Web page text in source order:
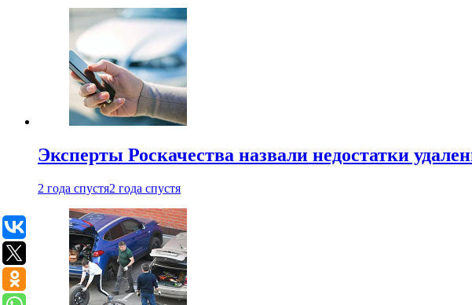
Эксперты Роскачества назвали недостатки
2 года спустя2 года спустя